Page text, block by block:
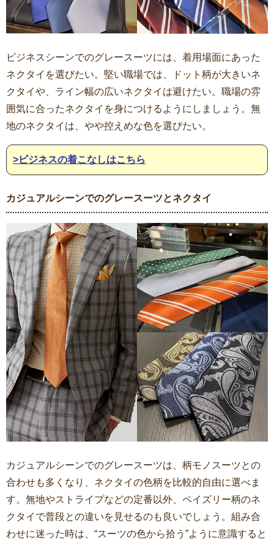
ビジネスシーンでのグレースーツには、着用場面にあった
ネクタイを選びたい。堅い職場では、ドット柄が大きいネ
クタイや、ライン幅の広いネクタイは避けたい。職場の雰
囲気に合ったネクタイを身につけるようにしましょう。無
地のネクタイは、やや控えめな色を選びたい。
>ビジネスの着こなしはこちら
カジュアルシーンでのグレースーツとネクタイ
カジュアルシーンでのグレースーツは、柄モノスーツとの
合わせも多くなり、ネクタイの色柄を比較的自由に選べま
す。無地やストライプなどの定番以外、ペイズリー柄のネ
クタイで普段との違いを見せるのも良いでしょう。組み合
わせに迷った時は、“スーツの色から拾う”ように意識すると